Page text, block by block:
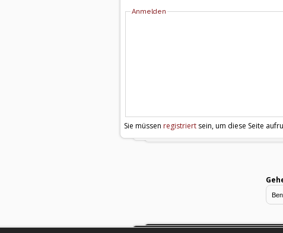
Anmelden
Sie müssen registriert sein, um diese Seite